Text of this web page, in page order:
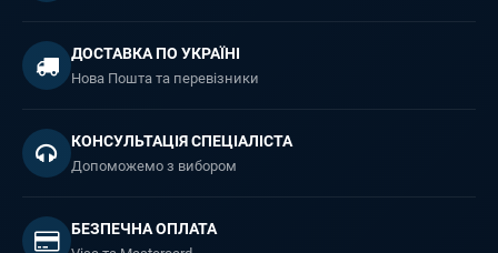
ДОСТАВКА ПО УКРАЇНІ
Нова Пошта та перевізники
КОНСУЛЬТАЦІЯ СПЕЦІАЛІСТА
Допоможемо з вибором
БЕЗПЕЧНА ОПЛАТА